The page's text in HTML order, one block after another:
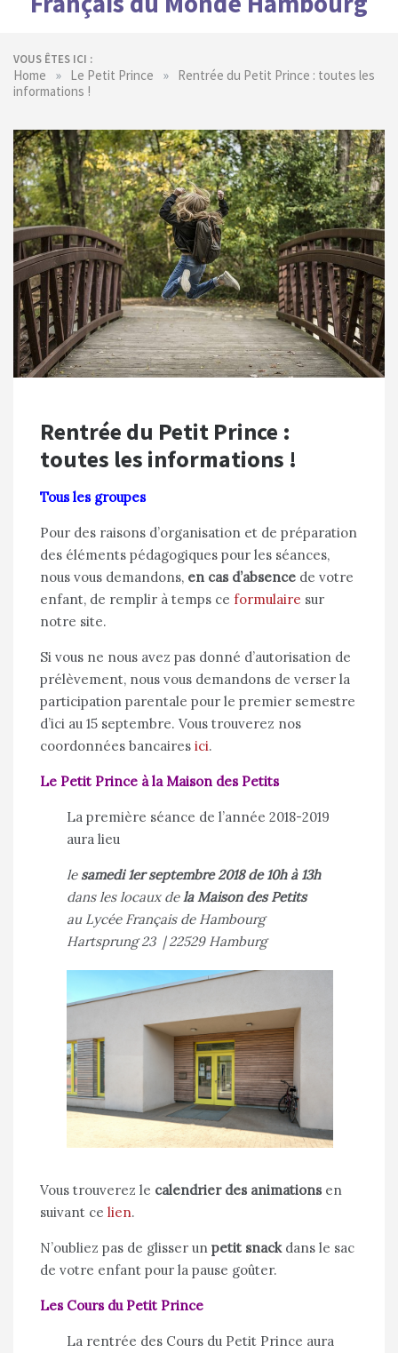
VOUS ÊTES ICI :
Home » Le Petit Prince » Rentrée du Petit Prince : toutes les
informations !
Rentrée du Petit Prince :
toutes les informations !
Tous les groupes
Pour des raisons d’organisation et de préparation
des éléments pédagogiques pour les séances,
nous vous demandons, en cas d’absence de votre
enfant, de remplir à temps ce formulaire sur
notre site.
Si vous ne nous avez pas donné d’autorisation de
prélèvement, nous vous demandons de verser la
participation parentale pour le premier semestre
d’ici au 15 septembre. Vous trouverez nos
coordonnées bancaires ici.
Le Petit Prince à la Maison des Petits
La première séance de l’année 2018-2019
aura lieu
le samedi 1er septembre 2018 de 10h à 13h
dans les locaux dela Maison des Petits
au Lycée Français de Hambourg
Hartsprung 23 | 22529 Hamburg
Vous trouverez le calendrier des animations en
suivant ce lien.
N’oubliez pas de glisser un petit snack dans le sac
de votre enfant pour la pause goûter.
Les Cours du Petit Prince
La rentrée des Cours du Petit Prince aura